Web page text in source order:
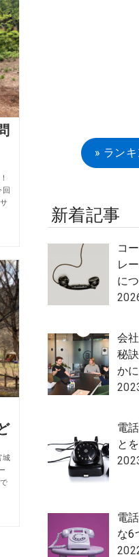
回
城
» ラン
新着記事
コ
レ
に
会
秘
か
電
と
電
な6